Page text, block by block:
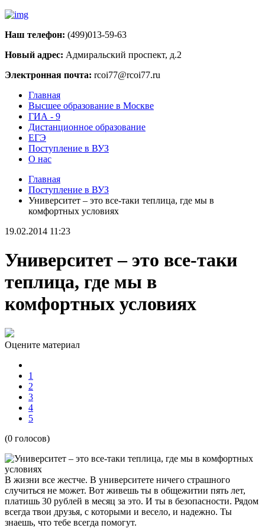
Наш телефон: (499)013-59-63
Новый адрес: Адмиральский проспект, д.2
Электронная почта: rcoi77@rcoi77.ru
Главная
Высшее образование в Москве
ГИА - 9
Дистанционное образование
ЕГЭ
Поступление в ВУЗ
О нас
Главная
Поступление в ВУЗ
Университет – это все-таки теплица, где мы в
комфортных условиях
19.02.2014 11:23
Университет – это все-таки
теплица, где мы в
комфортных условиях
Оцените материал
1
2
3
4
5
(0 голосов)
В жизни все жестче. В университете ничего страшного
случиться не может. Вот живешь ты в общежитии пять лет,
платишь 30 рублей в месяц за это. И ты в безопасности. Рядом
всегда твои друзья, с которыми и весело, и надежно. Ты
знаешь, что тебе всегда помогут.